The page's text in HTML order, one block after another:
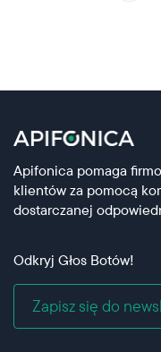
Apifonica pomaga
klientów za pomocą
dostarczanej
Odkryj Głos Botów!
Zapisz się do